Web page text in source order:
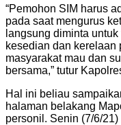
“Pemohon SIM harus
pada saat mengurus
langsung diminta
kesedian dan kerelaan
masyarakat mau dan
bersama,” tutur
Hal ini beliau
halaman belakang
personil. Senin (7/6/21)